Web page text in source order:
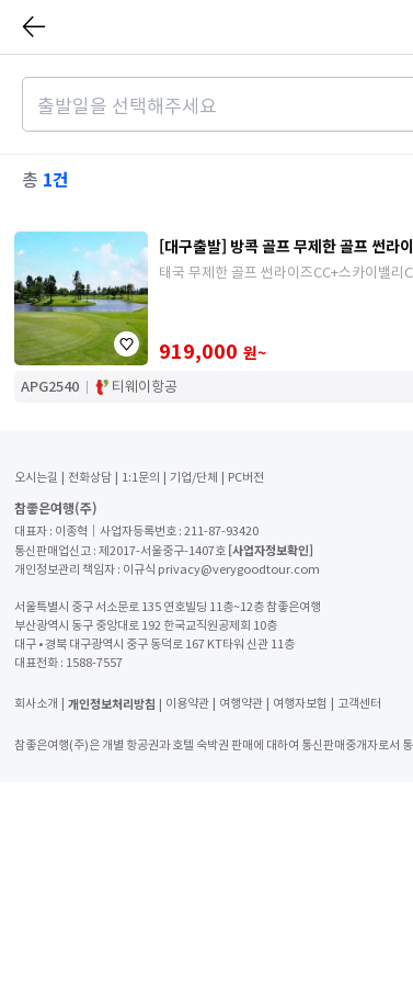
총 1건
[대구출발] 방콕 골프 무제한 골프 썬라
태국 무제한 골프 썬라이즈CC+스카이밸리
919,000 원~
APG2540 티웨이항공
오시는길 전화상담 1:1문의 기업/단체 PC버전
참좋은여행(주)
대표자 : 이종혁│사업자등록번호 : 211-87-93420
통신판매업신고 : 제2017-서울중구-1407호 [사업자정보확인]
개인정보관리 책임자 : 이규식 privacy@verygoodtour.com
서울특별시 중구 서소문로 135 연호빌딩 11층~12층 참좋은여행
부산광역시 동구 중앙대로 192 한국교직원공제회 10층
대구 • 경북 대구광역시 중구 동덕로 167 KT타워 신관 11층
대표전화 : 1588-7557
회사소개 개인정보처리방침 이용약관 여행약관 여행자보험 고객센터
참좋은여행(주)은 개별 항공권과 호텔 숙박권 판매에 대하여 통신판매중개자로